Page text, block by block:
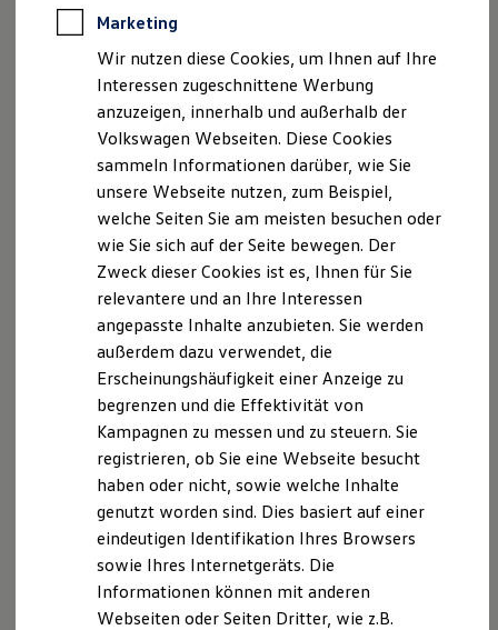
Notdienst und Pannenhilfe
Software, Konnektivität & Apps
California App
VW Connect für Ihren ID. Buzz
VW Connect für Ihren Transporter/Caravelle
VW Connect für Ihren Amarok
VW Connect für andere Modelle
Connect Pro
Fleet Interface Data
Multistop Pathfinder
Übersicht Software Updates
Digitales Bordbuch
Fahrerassistenz- und Sicherheitssysteme
Kontrollleuchten
Batterieverordnung
XTL-Dieselkraftstoff
Ersatzteile und Betriebsflüssigkeiten
Original Zubehör und Lifestyle Produkte
myVolkswagen
myVolkswagen Business
Elektrisch & Autonom
Elektro - & Hybridfahrzeuge
Unser Ansatz
Klimafreundlicher Strom
Reichweite & Ladelösungen
Reichweitensimulator
Ladezeitensimulator
Ladelösungen für Privatkunden
Ladelösungen für Gewerbekunden
Marketing
Wir nutzen diese Cookies, um Ihnen auf Ihre
Interessen zugeschnittene Werbung
anzuzeigen, innerhalb und außerhalb der
Volkswagen Webseiten. Diese Cookies
sammeln Informationen darüber, wie Sie
unsere Webseite nutzen, zum Beispiel,
welche Seiten Sie am meisten besuchen oder
wie Sie sich auf der Seite bewegen. Der
Zweck dieser Cookies ist es, Ihnen für Sie
relevantere und an Ihre Interessen
angepasste Inhalte anzubieten. Sie werden
außerdem dazu verwendet, die
Erscheinungshäufigkeit einer Anzeige zu
begrenzen und die Effektivität von
Kampagnen zu messen und zu steuern. Sie
registrieren, ob Sie eine Webseite besucht
haben oder nicht, sowie welche Inhalte
genutzt worden sind. Dies basiert auf einer
eindeutigen Identifikation Ihres Browsers
sowie Ihres Internetgeräts. Die
Informationen können mit anderen
Webseiten oder Seiten Dritter, wie z.B.